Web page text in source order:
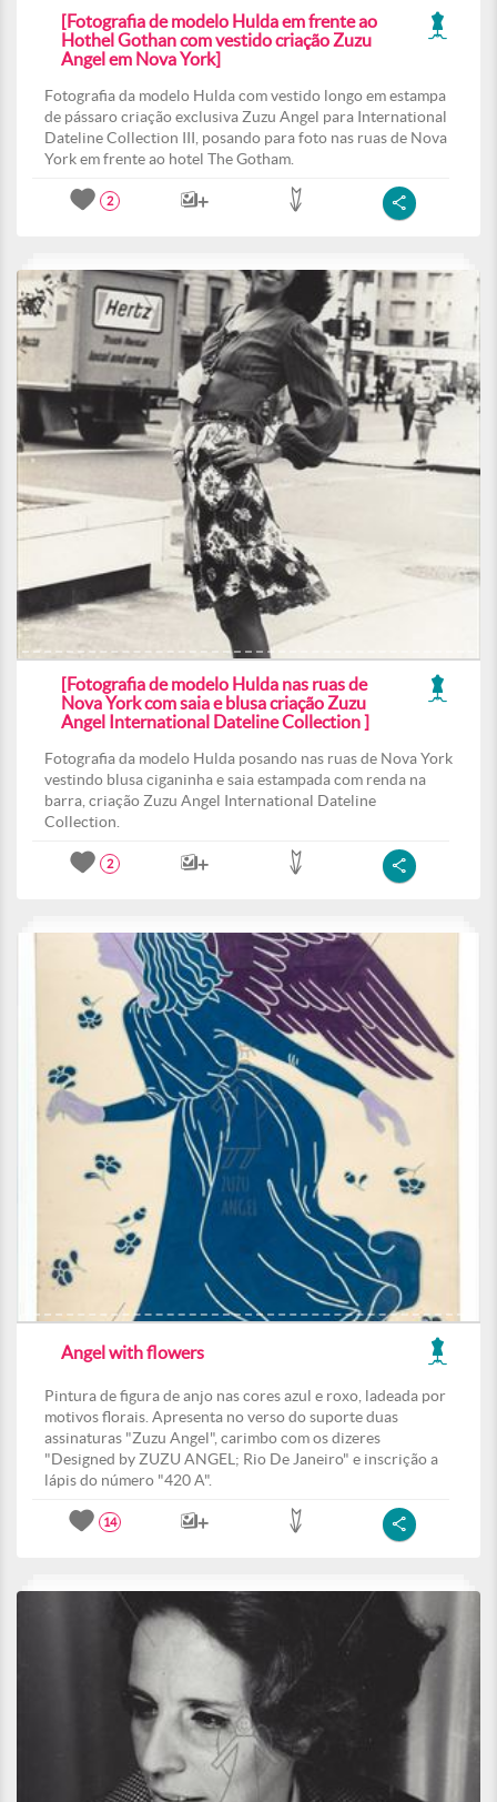
[Fotografia de modelo Hulda em frente ao
Hothel Gothan com vestido criação Zuzu
Angel em Nova York]
Fotografia da modelo Hulda com vestido longo em estampa
de pássaro criação exclusiva Zuzu Angel para International
Dateline Collection III, posando para foto nas ruas de Nova
York em frente ao hotel The Gotham.
2
[Fotografia de modelo Hulda nas ruas de
Nova York com saia e blusa criação Zuzu
Angel International Dateline Collection ]
Fotografia da modelo Hulda posando nas ruas de Nova York
vestindo blusa ciganinha e saia estampada com renda na
barra, criação Zuzu Angel International Dateline
Collection.
2
Angel with flowers
Pintura de figura de anjo nas cores azul e roxo, ladeada por
motivos florais. Apresenta no verso do suporte duas
assinaturas "Zuzu Angel", carimbo com os dizeres
"Designed by ZUZU ANGEL; Rio De Janeiro" e inscrição a
lápis do número "420 A".
14